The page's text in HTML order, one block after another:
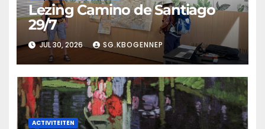
Lezing Camino de Santiago
29/7
JUL 30, 2026 SG.KBOGENNEP
ACTIVITEITEN